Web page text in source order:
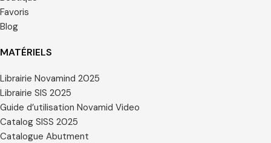
Favoris
Blog
MATÉRIELS
Librairie Novamind 2025
Librairie SIS 2025
Guide d’utilisation Novamid Video
Catalog SISS 2025
Catalogue Abutment